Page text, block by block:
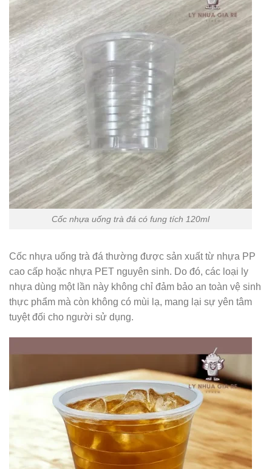
Cốc nhựa uống trà đá có fung tích 120ml
Cốc nhựa uống trà đá thường được sản xuất từ nhựa PP
cao cấp hoặc nhựa PET nguyên sinh. Do đó, các loại ly
nhựa dùng một lần này không chỉ đảm bảo an toàn vệ sinh
thực phẩm mà còn không có mùi lạ, mang lại sự yên tâm
tuyệt đối cho người sử dụng.